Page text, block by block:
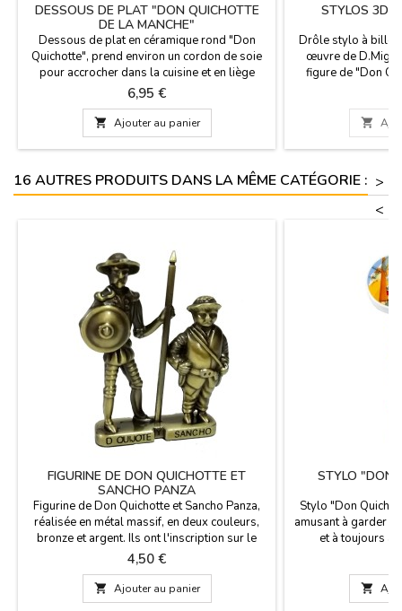
DESSOUS DE PLAT "DON QUICHOTTE
DE LA MANCHE"
Dessous de plat en céramique rond "Don
Quichotte", prend environ un cordon de soie
pour accrocher dans la cuisine et en liège
dessous pour plus de chaleur. Il est utilisé
comme un support pour les pots et des
casseroles, de belles images de conception
de" Don Quichotte ", un roman de Miguel de
Cervantes.
Prix
6,95 €
 Ajouter au panier
STYLOS 3D
Drôle stylo à bille
œuvre de
figure de "Don
Cervantes, auteur
ouvrage de la
pouvez

16 AUTRES PRODUITS DANS LA MÊME CATÉGORIE : >
<
FIGURINE DE DON QUICHOTTE ET
SANCHO PANZA
Figurine de Don Quichotte et Sancho Panza,
réalisée en métal massif, en deux couleurs,
bronze et argent. Ils ont l'inscription sur le
devant et le dos. Taille: 8cm x 6cm
Prix
4,50 €
 Ajouter au panier
STYLO "DON
Stylo "Don
amusant à garder
et à toujours
la Manche en
bleue.
